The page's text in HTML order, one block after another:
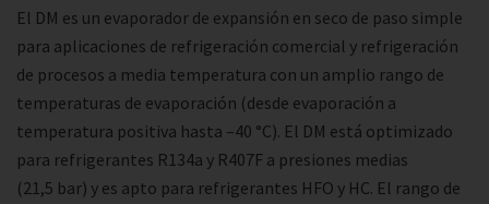
El DM es un evaporador de expansión en seco de paso simple
para aplicaciones de refrigeración comercial y refrigeración
de procesos a media temperatura con un amplio rango de
temperaturas de evaporación (desde evaporación a
temperatura positiva hasta –40 °C). El DM está optimizado
para refrigerantes R134a y R407F a presiones medias
(21,5 bar) y es apto para refrigerantes HFO y HC. El rango de